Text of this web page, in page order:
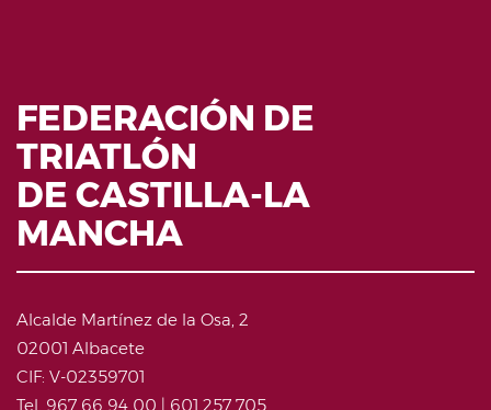
FEDERACIÓN DE
TRIATLÓN
DE CASTILLA-LA
MANCHA
Alcalde Martínez de la Osa, 2
02001 Albacete
CIF: V-02359701
Tel. 967 66 94 00 | 601 257 705